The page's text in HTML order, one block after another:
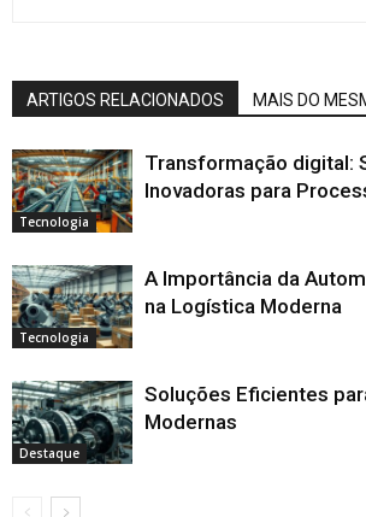
ARTIGOS RELACIONADOS MAIS DO
Tecnologia
Transformação digital:
Inovadoras para
Tecnologia
A Importância da
na Logística Moderna
Destaque
Soluções Eficientes
Modernas